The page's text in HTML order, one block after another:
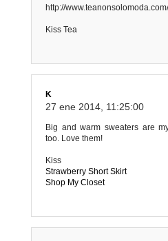
http://www.teanonsolomoda.com/
Kiss Tea
K
27 ene 2014, 11:25:00
Big and warm sweaters are
too. Love them!
Kiss
Strawberry Short Skirt
Shop My Closet